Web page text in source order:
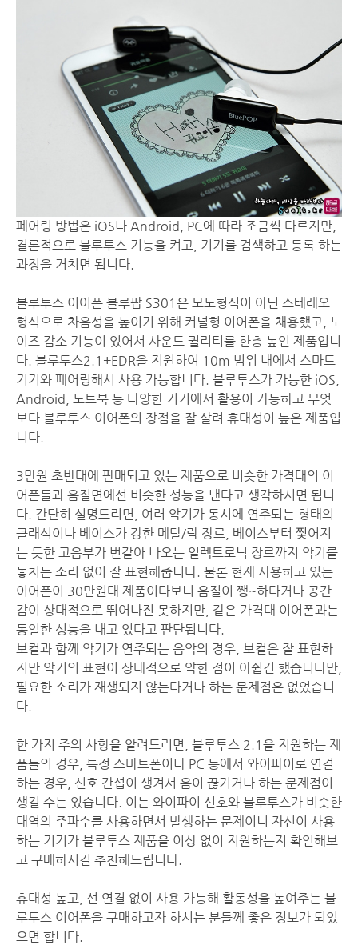
페어링 방법은 iOS나 Android, PC에 따라 조금씩 다르지만,
결론적으로 블루투스 기능을 켜고, 기기를 검색하고 등록 하는
과정을 거치면 됩니다.
블루투스 이어폰 블루팝 S301은 모노형식이 아닌 스테레오
형식으로 차음성을 높이기 위해 커널형 이어폰을 채용했고, 노
이즈 감소 기능이 있어서 사운드 퀄리티를 한층 높인 제품입니
다. 블루투스2.1+EDR을 지원하여 10m 범위 내에서 스마트
기기와 페어링해서 사용 가능합니다. 블루투스가 가능한 iOS,
Android, 노트북 등 다양한 기기에서 활용이 가능하고 무엇
보다 블루투스 이어폰의 장점을 잘 살려 휴대성이 높은 제품입
니다.
3만원 초반대에 판매되고 있는 제품으로 비슷한 가격대의 이
어폰들과 음질면에선 비슷한 성능을 낸다고 생각하시면 됩니
다. 간단히 설명드리면, 여러 악기가 동시에 연주되는 형태의
클래식이나 베이스가 강한 메탈/락 장르, 베이스부터 찣어지
는 듯한 고음부가 번갈아 나오는 일렉트로닉 장르까지 악기를
놓치는 소리 없이 잘 표현해줍니다. 물론 현재 사용하고 있는
이어폰이 30만원대 제품이다보니 음질이 쨍~하다거나 공간
감이 상대적으로 뛰어나진 못하지만, 같은 가격대 이어폰과는
동일한 성능을 내고 있다고 판단됩니다.
보컬과 함께 악기가 연주되는 음악의 경우, 보컬은 잘 표현하
지만 악기의 표현이 상대적으로 약한 점이 아쉽긴 했습니다만,
필요한 소리가 재생되지 않는다거나 하는 문제점은 없었습니
다.
한 가지 주의 사항을 알려드리면, 블루투스 2.1을 지원하는 제
품들의 경우, 특정 스마트폰이나 PC 등에서 와이파이로 연결
하는 경우, 신호 간섭이 생겨서 음이 끊기거나 하는 문제점이
생길 수는 있습니다. 이는 와이파이 신호와 블루투스가 비슷한
대역의 주파수를 사용하면서 발생하는 문제이니 자신이 사용
하는 기기가 블루투스 제품을 이상 없이 지원하는지 확인해보
고 구매하시길 추천해드립니다.
휴대성 높고, 선 연결 없이 사용 가능해 활동성을 높여주는 블
루투스 이어폰을 구매하고자 하시는 분들께 좋은 정보가 되었
으면 합니다.